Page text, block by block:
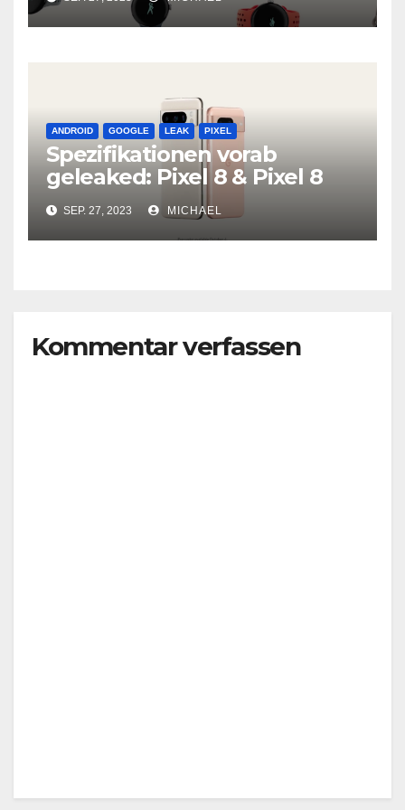
ANDROID GOOGLE LEAK PIXEL
Spezifikationen vorab
geleaked: Pixel 8 & Pixel 8
ProSEP. 27, 2023 MICHAEL
Kommentar verfassen